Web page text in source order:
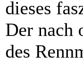
dieses
Der nach
des